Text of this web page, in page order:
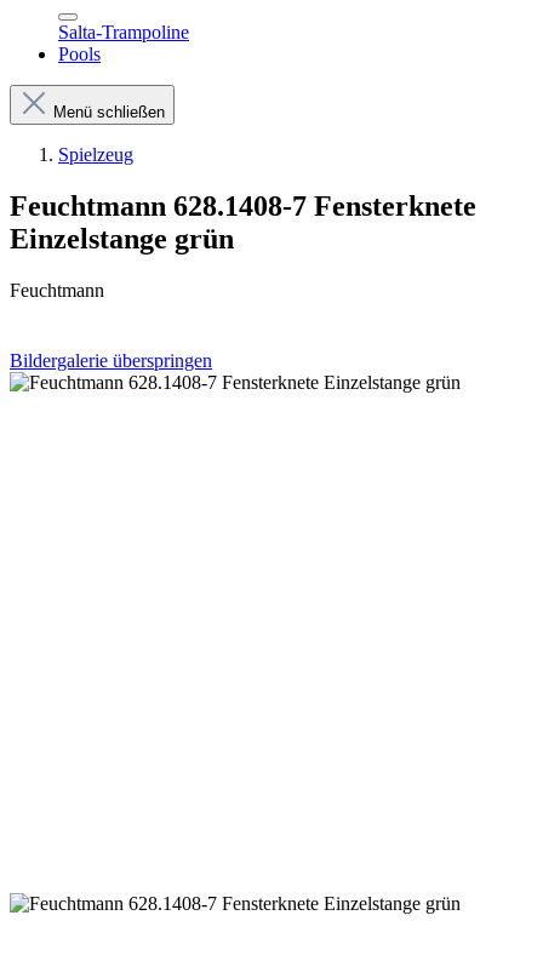
Salta-Trampoline
Pools
Menü schließen
Spielzeug
Feuchtmann 628.1408-7 Fensterknete
Einzelstange grün
Feuchtmann
Bildergalerie überspringen